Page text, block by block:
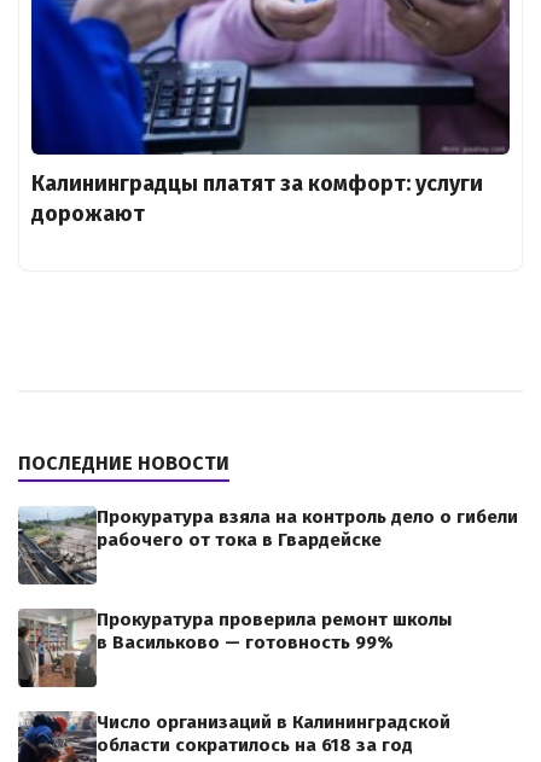
Калининградцы платят за комфорт: услуги
дорожают
ПОСЛЕДНИЕ НОВОСТИ
Прокуратура взяла на контроль дело о гибели
рабочего от тока в Гвардейске
Прокуратура проверила ремонт школы
в Васильково — готовность 99%
Число организаций в Калининградской
области сократилось на 618 за год